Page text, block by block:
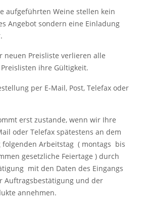
aufgeführten Weine stellen kein
Angebot sondern eine Einladung
neuen Preisliste verlieren alle
ihre Gültigkeit.
per E-Mail, Post, Telefax oder
erst zustande, wenn wir Ihre
oder Telefax spätestens an dem
folgenden Arbeitstag ( montags bis
gesetzliche Feiertage ) durch
mit den Daten des Eingangs
Auftragsbestätigung und der
annehmen.